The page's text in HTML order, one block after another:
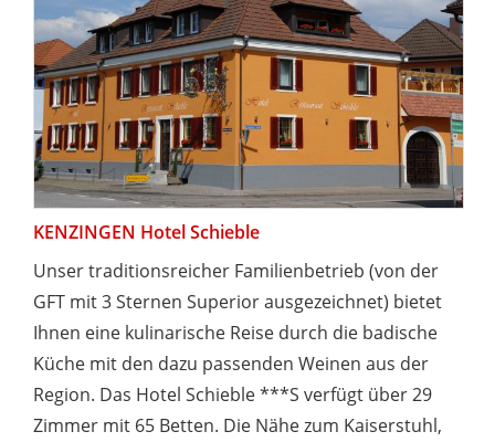
KENZINGEN Hotel Schieble
Unser traditionsreicher Familienbetrieb (von der
GFT mit 3 Sternen Superior ausgezeichnet) bietet
Ihnen eine kulinarische Reise durch die badische
Küche mit den dazu passenden Weinen aus der
Region. Das Hotel Schieble ***S verfügt über 29
Zimmer mit 65 Betten. Die Nähe zum Kaiserstuhl,